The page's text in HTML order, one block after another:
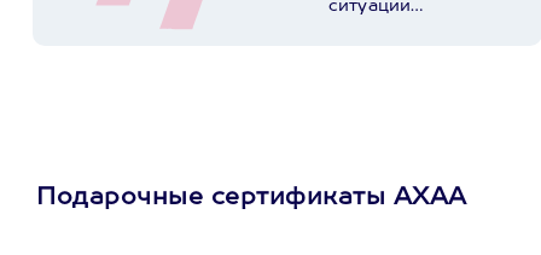
ситуации
подход, хорошая база
Подарочные сертификаты АХАА